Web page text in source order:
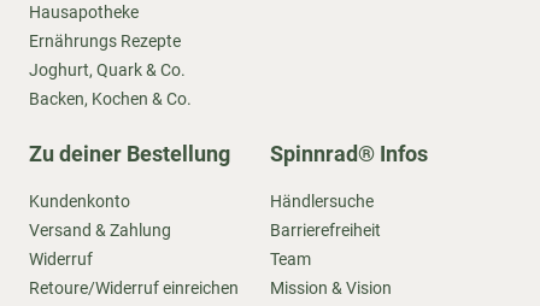
Hausapotheke
Ernährungs Rezepte
Joghurt, Quark & Co.
Backen, Kochen & Co.
Zu deiner Bestellung
Kundenkonto
Versand & Zahlung
Widerruf
Retoure/Widerruf einreichen
Spinnrad® Infos
Händlersuche
Barrierefreiheit
Team
Mission & Vision